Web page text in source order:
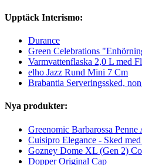
Upptäck Interismo:
Durance
Green Celebrations
Varmvattenflaska 2,0 L med
elho Jazz Rund Mini 7 Cm
Brabantia Serveringssked,
Nya produkter:
Greenomic Barbarossa
Cuisipro Elegance - Sked
Gozney Dome XL (Gen 2)
Dopper Original Cap